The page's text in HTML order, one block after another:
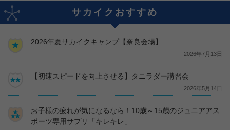
サカイクおすすめ
2026年夏サカイクキャンプ【奈良会場】
2026年7月13日
【初速スピードを向上させる】タニラダー講習会
2026年5月14日
お子様の疲れが気になるなら！10歳～15歳のジュニアアス
ポーツ専用サプリ「キレキレ」